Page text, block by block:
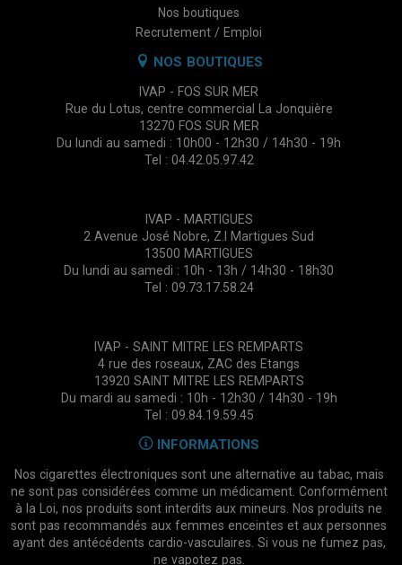
Nos boutiques
Recrutement / Emploi
NOS BOUTIQUES
IVAP - FOS SUR MER
Rue du Lotus, centre commercial La Jonquière
13270 FOS SUR MER
Du lundi au samedi : 10h00 - 12h30 / 14h30 - 19h
Tel : 04.42.05.97.42
IVAP - MARTIGUES
2 Avenue José Nobre, Z.I Martigues Sud
13500 MARTIGUES
Du lundi au samedi : 10h - 13h / 14h30 - 18h30
Tel : 09.73.17.58.24
IVAP - SAINT MITRE LES REMPARTS
4 rue des roseaux, ZAC des Etangs
13920 SAINT MITRE LES REMPARTS
Du mardi au samedi : 10h - 12h30 / 14h30 - 19h
Tel : 09.84.19.59.45
INFORMATIONS
Nos cigarettes électroniques sont une alternative au tabac, mais
ne sont pas considérées comme un médicament. Conformément
à la Loi, nos produits sont interdits aux mineurs. Nos produits ne
sont pas recommandés aux femmes enceintes et aux personnes
ayant des antécédents cardio-vasculaires. Si vous ne fumez pas,
ne vapotez pas.